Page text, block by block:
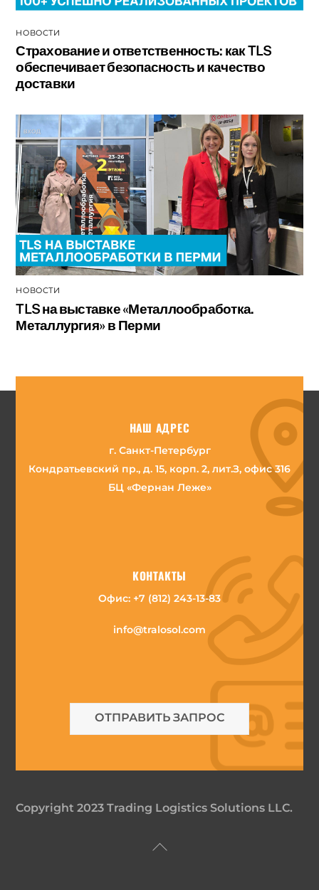
НОВОСТИ
Страхование и ответственность: как TLS
обеспечивает безопасность и качество
доставки
НОВОСТИ
TLS на выставке «Металлообработка.
Металлургия» в Перми
НАШ АДРЕС
г. Санкт-Петербург
Кондратьевский пр., д. 15, корп. 2, лит.З, офис 316
БЦ «Фернан Леже»
КОНТАКТЫ
Офис: +7 (812) 243-13-83
info@tralosol.com
ОТПРАВИТЬ ЗАПРОС
Copyright 2023 Trading Logistics Solutions LLC.
Back